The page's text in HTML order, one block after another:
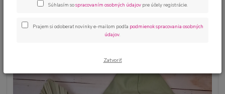
Kojenecká súprava 3 dielna na
krst dievčatko mango
Súhlasím sospracovaním osobných údajov pre účely registrácie.
Prajem si odoberať novinky e-mailom podľa podmienok spracovania osobných
údajov.
Zatvoriť